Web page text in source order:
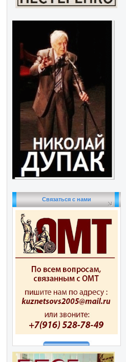
Связаться с нами